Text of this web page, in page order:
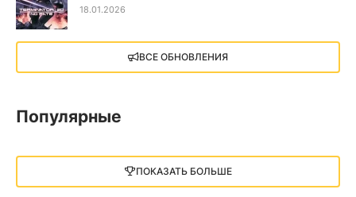
18.01.2026
X4: Foundations (2018)
13.73 GB 2018
13 ГБ 2025
ВСЕ ОБНОВЛЕНИЯ
Популярные
ПОКАЗАТЬ БОЛЬШЕ